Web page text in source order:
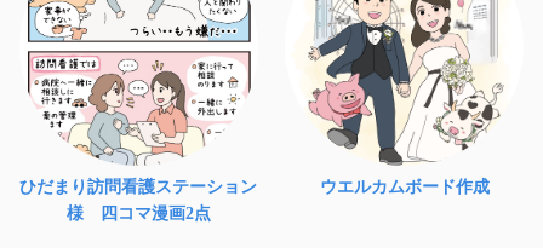
ひだまり訪問看護ステーション
様 四コマ漫画2点
ウエルカムボード作成